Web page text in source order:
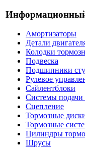
Амортизаторы
Детали
Колодки
Подвеска
Подшипники
Рулевое
Сайлентблоки
Системы подачи
Сцепление
Тормозные
Тормозные
Цилиндры
Шрусы